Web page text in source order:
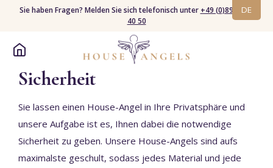
Sie haben Fragen? Melden Sie sich telefonisch unter +49 (0)89 94 40
40 50
Sicherheit
Sie lassen einen House-Angel in Ihre Privatsphäre und
unsere Aufgabe ist es, Ihnen dabei die notwendige
Sicherheit zu geben. Unsere House-Angels sind aufs
maximalste geschult, sodass jedes Material und jede
DE